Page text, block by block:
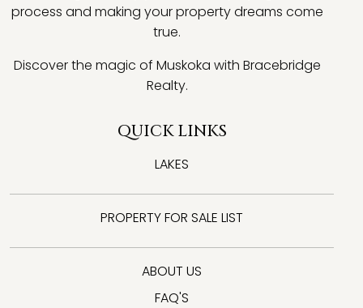
process and making your property dreams come
true.
Discover the magic of Muskoka with Bracebridge
Realty.
QUICK LINKS
LAKES
PROPERTY FOR SALE LIST
ABOUT US
FAQ'S